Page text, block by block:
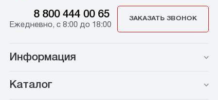
8 800 444 00 65
Ежедневно, с 8:00 до 18:00
ЗАКАЗАТЬ ЗВОНОК
Информация
Каталог